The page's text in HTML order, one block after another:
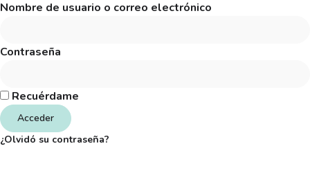
Nombre de usuario o correo electrónico
Contraseña
Recuérdame
Acceder
¿Olvidó su contraseña?